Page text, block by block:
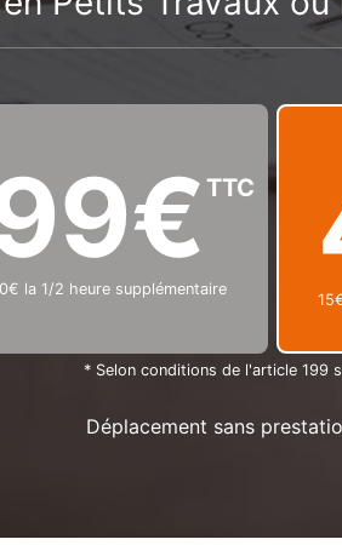
TTC
la 1/2 heure supplémentaire
* Selon conditions de l'article 199
Déplacement sans